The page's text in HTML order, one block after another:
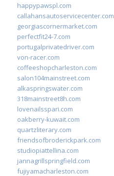
happypawspl.com
callahansautoservicecenter.com
georgiascornermarket.com
perfectfit24-7.com
portugalprivatedriver.com
von-racer.com
coffeeshopcharleston.com
salon104mainstreet.com
alkaspringswater.com
318mainstreet8h.com
lovenailsspari.com
oakberry-kuwait.com
quartzliterary.com
friendsofbroderickpark.com
studiopiattellina.com
jannagrillspringfield.com
fujiyamacharleston.com